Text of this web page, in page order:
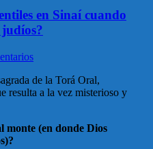
en Sinaí cuando
de la Torá Oral,
resulta a la vez misterioso y
monte (en donde Dios